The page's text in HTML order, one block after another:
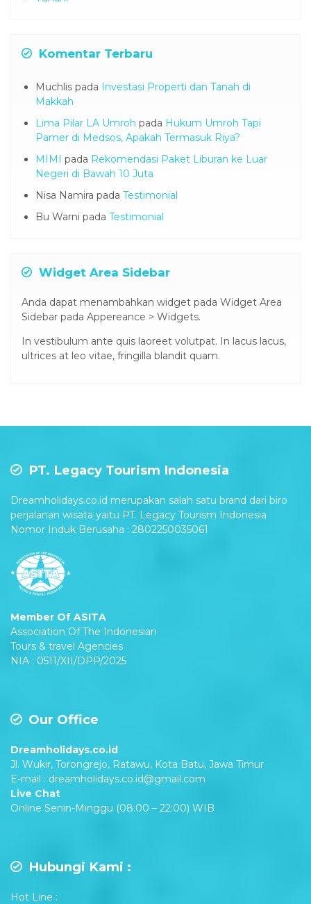
Komentar Terbaru
Muchlis pada
Investasi Properti dan Tanah di
Makkah
Lima Pilar LA Umroh pada Hukum Umroh Tapi
Pamer di Medsos, Apakah Termasuk Riya?
MIMI
pada Rekomendasi Paket Liburan ke Luar
Negeri di Bawah 10 Juta
Nisa Namira pada Testimonial
Bu Warni pada Testimonial
Widget Area Sidebar
Anda dapat menambahkan widget pada Widget Area
Sidebar pada Appereance > Widgets.
In vestibulum ante quis laoreet volutpat. In lacus lacus,
ultrices at leo vitae, fringilla blandit quam.
PT. Legacy Tourism Indonesia
Dreamholidays.co.id merupakan salah satu brand dari biro
perjalanan wisata yaitu PT. Legacy Tourism Indonesia
Nomor Induk Berusaha : 2802250035061
Member Of ASITA
Association Of The Indonesian
Tours & travel Agencies
NIA : 0511/XII/DPP/2025
Our Office
Dreamholidays.co.id
Jl. Wukir, Torongrejo, Ratawu, Kota Batu, Jawa Timur
E-mail : dreamholidays.co.id@gmail.com
Live Chat
Online Senin-Minggu (08:00 – 22:00) WIB
Hubungi Kami :
Hot Line :